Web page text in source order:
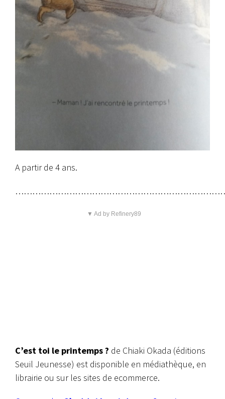
A partir de 4 ans.
▼ Ad by Refinery89
C’est toi le printemps ? de Chiaki Okada (éditions
Seuil Jeunesse) est disponible en médiathèque, en
librairie ou sur les sites de ecommerce.